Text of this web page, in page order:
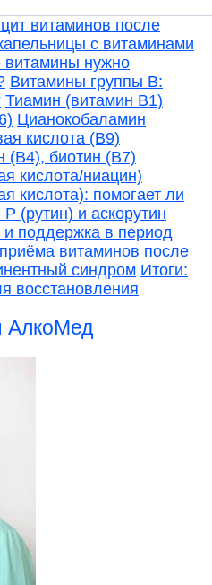
витаминов после
с витаминами
витамины нужно
Витамины группы B:
Тиамин (витамин B1)
Цианокобаламин
кислота (B9)
биотин (B7)
кислота/ниацин)
кислота): помогает ли
(рутин) и аскорутин
поддержка в период
витаминов после
синдром Итоги:
восстановления
АлкоМед